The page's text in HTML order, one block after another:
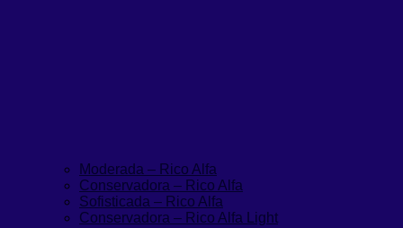
Moderada – Rico Alfa
Conservadora – Rico Alfa
Sofisticada – Rico Alfa
Conservadora – Rico Alfa Light